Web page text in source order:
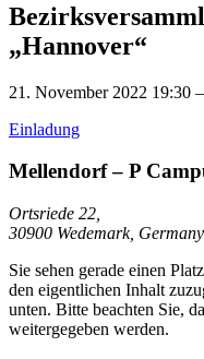
„Hannover“
21. November 2022 19:30 –
Einladung
Mellendorf – P
Ortsriede 22,
30900 Wedemark, Germany
Sie sehen gerade einen
den eigentlichen Inhalt
unten. Bitte beachten Sie,
weitergegeben werden.